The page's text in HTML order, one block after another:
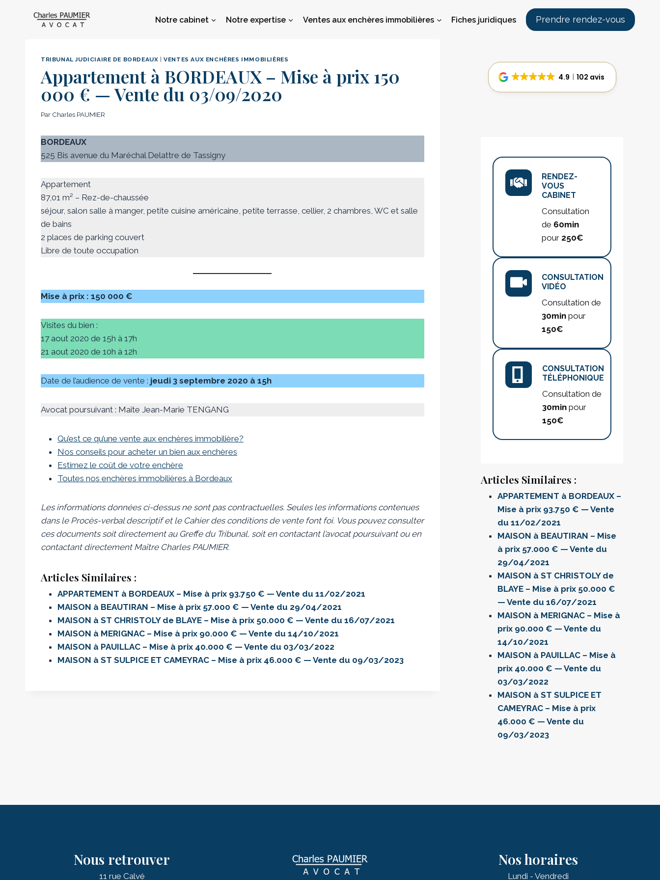
Notre cabinet Notre expertise Ventes aux enchères immobilières Fiches juridiques Prendre rendez-vous
TRIBUNAL JUDICIAIRE DE BORDEAUX |VENTES AUX ENCHÈRES IMMOBILIÈRES
Appartement à BORDEAUX – Mise à prix 150
000 € — Vente du 03/09/2020
Par Charles PAUMIER
BORDEAUX
525 Bis avenue du Maréchal Delattre de Tassigny
Appartement
87,01 m² – Rez-de-chaussée
séjour, salon salle à manger, petite cuisine américaine, petite terrasse, cellier, 2 chambres, WC et salle
de bains
2 places de parking couvert
Libre de toute occupation
Mise à prix : 150 000 €
Visites du bien :
17 aout 2020 de 15h à 17h
21 aout 2020 de 10h à 12h
Date de l’audience de vente : jeudi 3 septembre 2020 à 15h
Avocat poursuivant : Maîte Jean-Marie TENGANG
Qu’est ce qu’une vente aux enchères immobilière?
Nos conseils pour acheter un bien aux enchères
Estimez le coût de votre enchère
Toutes nos enchères immobilières à Bordeaux
Les informations données ci-dessus ne sont pas contractuelles. Seules les informations contenues
dans le Procès-verbal descriptif et le Cahier des conditions de vente font foi. Vous pouvez consulter
ces documents soit directement au Greffe du Tribunal, soit en contactant l’avocat poursuivant ou en
contactant directement Maître Charles PAUMIER.
Articles Similaires :
APPARTEMENT à BORDEAUX – Mise à prix 93.750 € — Vente du 11/02/2021
MAISON à BEAUTIRAN – Mise à prix 57.000 € — Vente du 29/04/2021
MAISON à ST CHRISTOLY de BLAYE – Mise à prix 50.000 € — Vente du 16/07/2021
MAISON à MERIGNAC – Mise à prix 90.000 € — Vente du 14/10/2021
MAISON à PAUILLAC – Mise à prix 40.000 € — Vente du 03/03/2022
MAISON à ST SULPICE ET CAMEYRAC – Mise à prix 46.000 € — Vente du 09/03/2023
4.9 102 avis
RENDEZ-
VOUS
CABINET
Consultation
de 60min
pour 250€
CONSULTATION
VIDÉO
Consultation de
30min pour
150€
CONSULTATION
TÉLÉPHONIQUE
Consultation de
30min pour
150€
Articles Similaires :
APPARTEMENT à BORDEAUX –
Mise à prix 93.750 € — Vente
du 11/02/2021
MAISON à BEAUTIRAN – Mise
à prix 57.000 € — Vente du
29/04/2021
MAISON à ST CHRISTOLY de
BLAYE – Mise à prix 50.000 €
— Vente du 16/07/2021
MAISON à MERIGNAC – Mise à
prix 90.000 € — Vente du
14/10/2021
MAISON à PAUILLAC – Mise à
prix 40.000 € — Vente du
03/03/2022
MAISON à ST SULPICE ET
CAMEYRAC – Mise à prix
46.000 € — Vente du
09/03/2023
Nous retrouver
11 rue Calvé
Nos horaires
Lundi - Vendredi